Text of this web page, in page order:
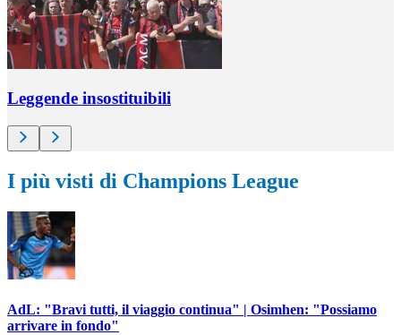
Leggende insostituibili
I più visti di Champions League
AdL: "Bravi tutti, il viaggio continua" | Osimhen: "Possiamo
arrivare in fondo"